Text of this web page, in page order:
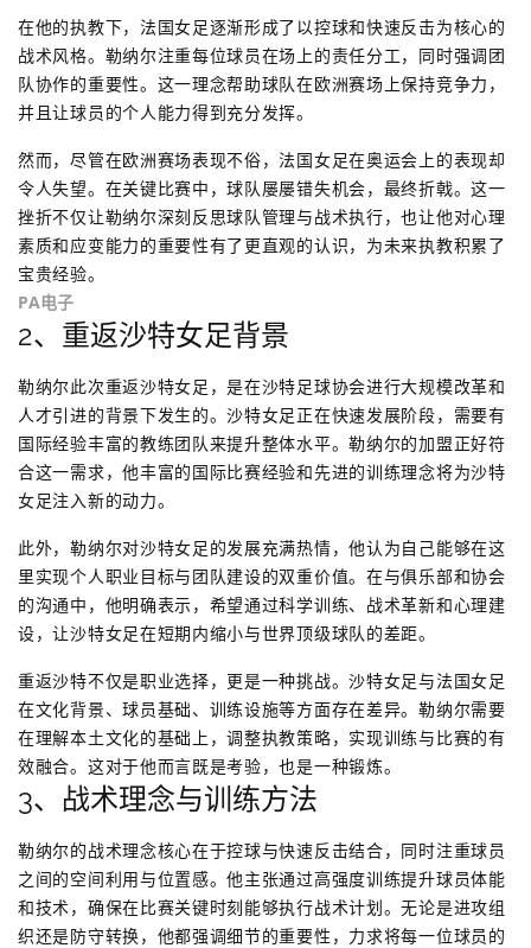
在他的执教下，法国女足逐渐形成了以控球和快速反击为核心的
战术风格。勒纳尔注重每位球员在场上的责任分工，同时强调团
队协作的重要性。这一理念帮助球队在欧洲赛场上保持竞争力，
并且让球员的个人能力得到充分发挥。
然而，尽管在欧洲赛场表现不俗，法国女足在奥运会上的表现却
令人失望。在关键比赛中，球队屡屡错失机会，最终折戟。这一
挫折不仅让勒纳尔深刻反思球队管理与战术执行，也让他对心理
素质和应变能力的重要性有了更直观的认识，为未来执教积累了
宝贵经验。
PA电子
2、重返沙特女足背景
勒纳尔此次重返沙特女足，是在沙特足球协会进行大规模改革和
人才引进的背景下发生的。沙特女足正在快速发展阶段，需要有
国际经验丰富的教练团队来提升整体水平。勒纳尔的加盟正好符
合这一需求，他丰富的国际比赛经验和先进的训练理念将为沙特
女足注入新的动力。
此外，勒纳尔对沙特女足的发展充满热情，他认为自己能够在这
里实现个人职业目标与团队建设的双重价值。在与俱乐部和协会
的沟通中，他明确表示，希望通过科学训练、战术革新和心理建
设，让沙特女足在短期内缩小与世界顶级球队的差距。
重返沙特不仅是职业选择，更是一种挑战。沙特女足与法国女足
在文化背景、球员基础、训练设施等方面存在差异。勒纳尔需要
在理解本土文化的基础上，调整执教策略，实现训练与比赛的有
效融合。这对于他而言既是考验，也是一种锻炼。
3、战术理念与训练方法
勒纳尔的战术理念核心在于控球与快速反击结合，同时注重球员
之间的空间利用与位置感。他主张通过高强度训练提升球员体能
和技术，确保在比赛关键时刻能够执行战术计划。无论是进攻组
织还是防守转换，他都强调细节的重要性，力求将每一位球员的